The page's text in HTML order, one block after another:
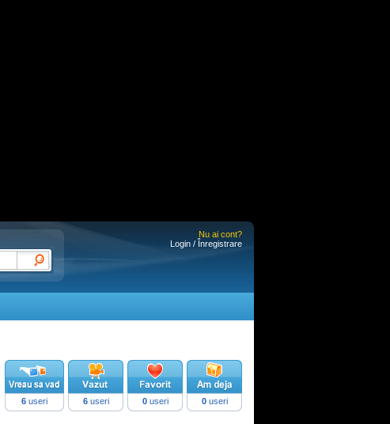
Nu ai cont?
Login / Înregistrare
6 useri 6useri 0useri 0useri